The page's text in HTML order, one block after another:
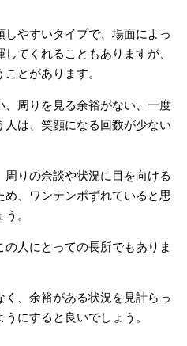
やすいタイプで、場面によっ
てくれることもありますが、
とがあります。
周りを見る余裕がない、一度
は、笑顔になる回数が少ない
りの余談や状況に目を向ける
め、ワンテンポずれていると思
。
人にとっての長所でもありま
、余裕がある状況を見計らっ
にすると良いでしょう。